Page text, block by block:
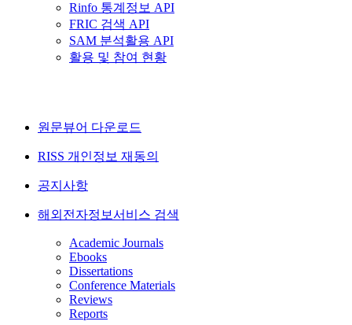
Rinfo 통계정보 API
FRIC 검색 API
SAM 분석활용 API
활용 및 참여 현황
원문뷰어 다운로드
RISS 개인정보 재동의
공지사항
해외전자정보서비스 검색
Academic Journals
Ebooks
Dissertations
Conference Materials
Reviews
Reports